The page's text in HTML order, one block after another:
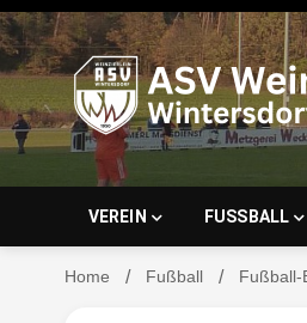
Skip
to
content
VEREIN FUSSBALL
Home Fußball Fußball-